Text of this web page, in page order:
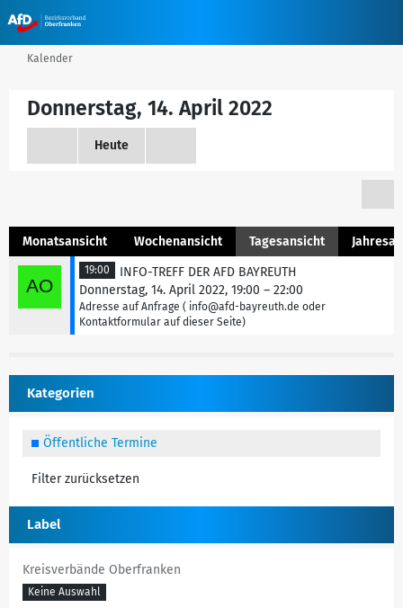
Kalender
Donnerstag, 14. April 2022
Heute
Monatsansicht Wochenansicht Tagesansicht
19:00
INFO-TREFF DER AFD BAYREUTH
Donnerstag, 14. April 2022, 19:00 – 22:00
Adresse auf Anfrage ( info@afd-bayreuth.de oder
Kontaktformular auf dieser Seite)
Kategorien
Öffentliche Termine
Filter zurücksetzen
Label
Kreisverbände Oberfranken
Keine Auswahl